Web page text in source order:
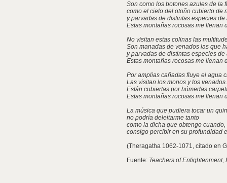
Son como los botones azules de la
como el cielo del otoño cubierto de
y parvadas de distintas especies de
Estas montañas rocosas me llenan
No visitan estas colinas las
Son manadas de venados las que
y parvadas de distintas especies de
Estas montañas rocosas me llenan
Por amplias cañadas fluye el agua
Las visitan los monos y los venados.
Están cubiertas por húmedas
Estas montañas rocosas me llenan
La música que pudiera tocar un
no podría deleitarme tanto
como la dicha que obtengo
consigo percibir en su profundidad
(Theragatha 1062-1071, citado en
Fuente: Teachers of